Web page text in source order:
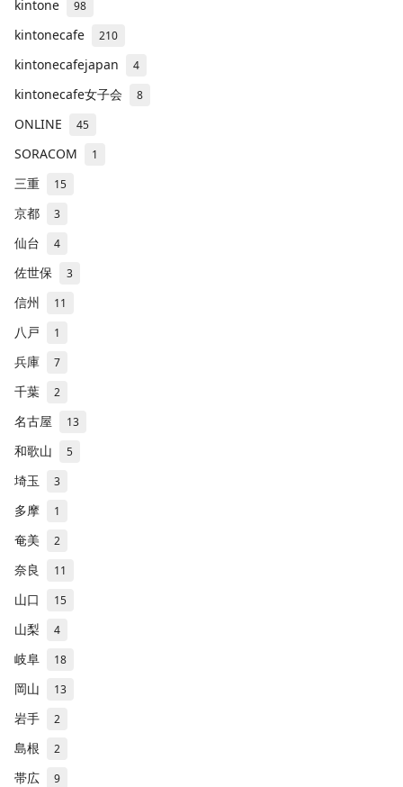
kintone 98
kintonecafe 210
kintonecafejapan 4
kintonecafe女子会 8
ONLINE 45
SORACOM 1
三重 15
京都 3
仙台 4
佐世保 3
信州 11
八戸 1
兵庫 7
千葉 2
名古屋 13
和歌山 5
埼玉 3
多摩 1
奄美 2
奈良 11
山口 15
山梨 4
岐阜 18
岡山 13
岩手 2
島根 2
帯広 9